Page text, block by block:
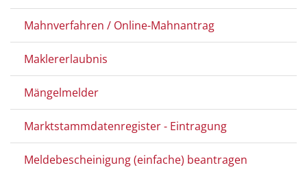
Mahnverfahren / Online-Mahnantrag
Maklererlaubnis
Mängelmelder
Marktstammdatenregister - Eintragung
Meldebescheinigung (einfache) beantragen